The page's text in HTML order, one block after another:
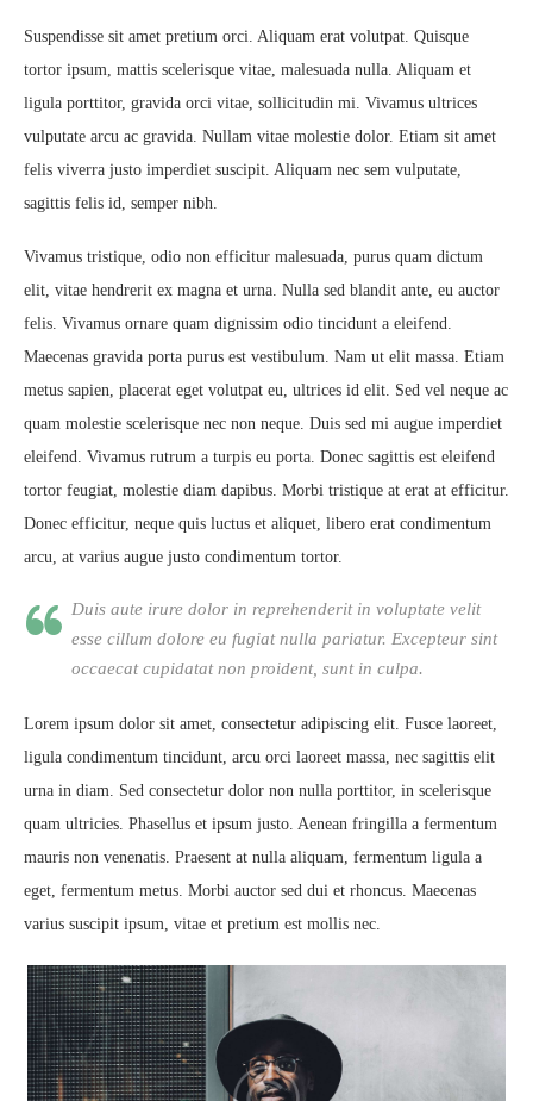
Suspendisse sit amet pretium orci. Aliquam erat volutpat. Quisque
tortor ipsum, mattis scelerisque vitae, malesuada nulla. Aliquam et
ligula porttitor, gravida orci vitae, sollicitudin mi. Vivamus ultrices
vulputate arcu ac gravida. Nullam vitae molestie dolor. Etiam sit amet
felis viverra justo imperdiet suscipit. Aliquam nec sem vulputate,
sagittis felis id, semper nibh.
Vivamus tristique, odio non efficitur malesuada, purus quam dictum
elit, vitae hendrerit ex magna et urna. Nulla sed blandit ante, eu auctor
felis. Vivamus ornare quam dignissim odio tincidunt a eleifend.
Maecenas gravida porta purus est vestibulum. Nam ut elit massa. Etiam
metus sapien, placerat eget volutpat eu, ultrices id elit. Sed vel neque ac
quam molestie scelerisque nec non neque. Duis sed mi augue imperdiet
eleifend. Vivamus rutrum a turpis eu porta. Donec sagittis est eleifend
tortor feugiat, molestie diam dapibus. Morbi tristique at erat at efficitur.
Donec efficitur, neque quis luctus et aliquet, libero erat condimentum
arcu, at varius augue justo condimentum tortor.
Duis aute irure dolor in reprehenderit in voluptate velit
esse cillum dolore eu fugiat nulla pariatur. Excepteur sint
occaecat cupidatat non proident, sunt in culpa.
Lorem ipsum dolor sit amet, consectetur adipiscing elit. Fusce laoreet,
ligula condimentum tincidunt, arcu orci laoreet massa, nec sagittis elit
urna in diam. Sed consectetur dolor non nulla porttitor, in scelerisque
quam ultricies. Phasellus et ipsum justo. Aenean fringilla a fermentum
mauris non venenatis. Praesent at nulla aliquam, fermentum ligula a
eget, fermentum metus. Morbi auctor sed dui et rhoncus. Maecenas
varius suscipit ipsum, vitae et pretium est mollis nec.